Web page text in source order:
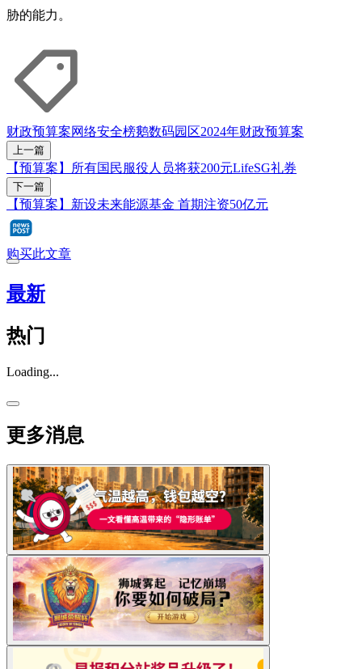
胁的能力。
财政预算案网络安全榜鹅数码园区2024年财政预算案
上一篇
【预算案】所有国民服役人员将获200元LifeSG礼券
下一篇
【预算案】新设未来能源基金 首期注资50亿元
购买此文章
最新
热门
Loading...
更多消息